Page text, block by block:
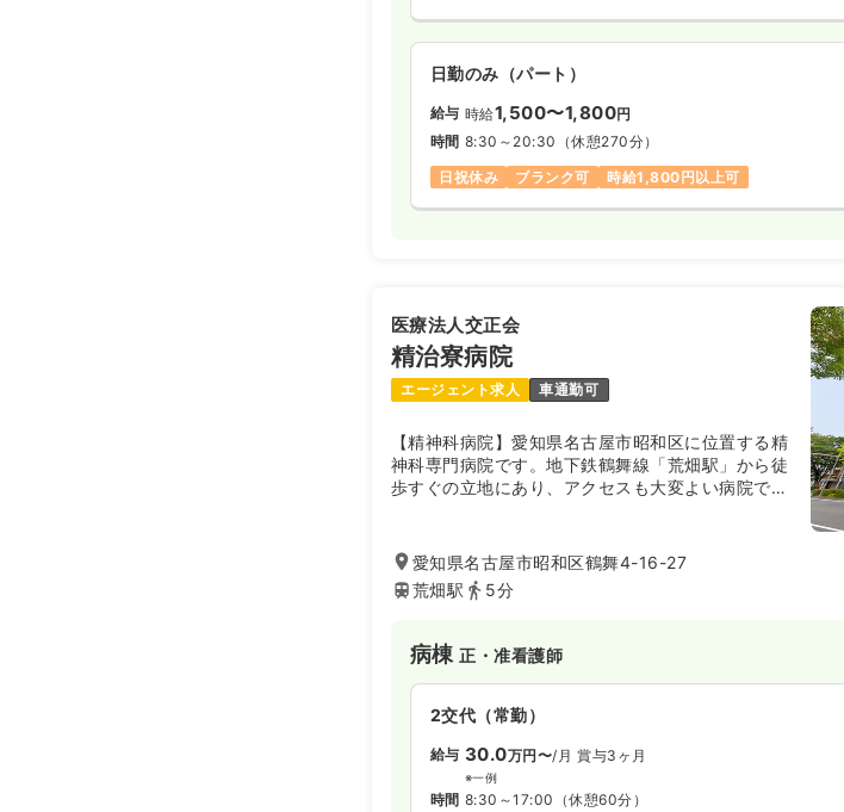
日勤のみ（パート）
給与 時給1,500〜1,800円
時間 8:30～20:30 （休憩270分）
日祝休み
ブランク可 時給1,800円以上可
医療法人交正会
精治寮病院
エージェント求人 車通勤可
【精神科病院】愛知県名古屋市昭和区に位置する精
神科専門病院です。地下鉄鶴舞線「荒畑駅」から徒
歩すぐの立地にあり、アクセスも大変よい病院で
が送れるよう、訪問看護ステーションの併設もござ
います。外来～在宅まで一貫したサポートが可能な
病院です。
愛知県名古屋市昭和区鶴舞4-16-27
荒畑駅
5分
病棟正・准看護師
2交代（常勤）
給与 30.0万円〜/月 賞与3ヶ月
※一例
時間 8:30～17:00 （休憩60分）